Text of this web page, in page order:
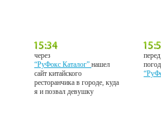
через
“РуФокс Каталог”нашел
сайт китайского
ресторанчика в городе, куда
я и позвал девушку